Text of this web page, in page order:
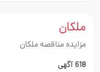
ملکان
مزایده مناقصه ملکان
618 آگهی